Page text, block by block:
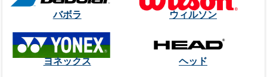
バボラ ウィルソン
ヨネックス ヘッド